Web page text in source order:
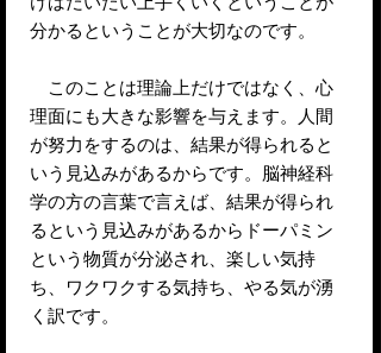
分かるということが大切なのです。
このことは理論上だけではなく、心
理面にも大きな影響を与えます。人間
が努力をするのは、結果が得られると
いう見込みがあるからです。脳神経科
学の方の言葉で言えば、結果が得られ
るという見込みがあるからドーパミン
という物質が分泌され、楽しい気持
ち、ワクワクする気持ち、やる気が湧
く訳です。